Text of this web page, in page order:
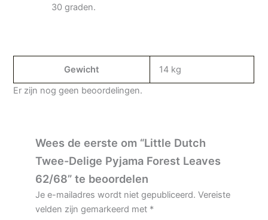
30 graden.
Gewicht
14 kg
Er zijn nog geen beoordelingen.
Wees de eerste om “Little Dutch
Twee-Delige Pyjama Forest Leaves
62/68” te beoordelen
Je e-mailadres wordt niet gepubliceerd. Vereiste
velden zijn gemarkeerd met *